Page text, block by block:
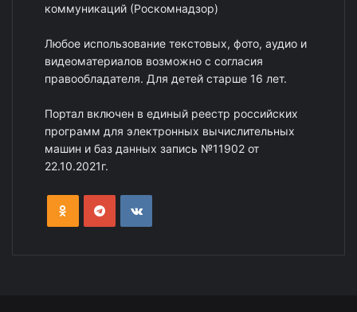
коммуникаций (Роскомнадзор)
Любое использование текстовых, фото, аудио и
видеоматериалов возможно с согласия
правообладателя. Для детей старше 16 лет.
Портал включен в единый реестр российских
программ для электронных вычислительных
машин и баз данных запись №11902 от
22.10.2021г.